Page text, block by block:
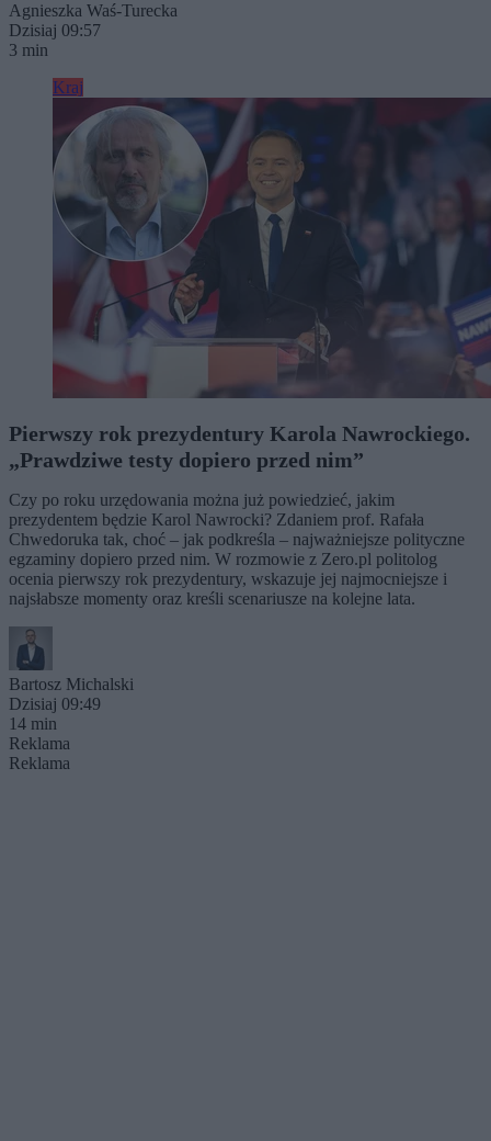
Agnieszka Waś-Turecka
Dzisiaj 09:57
3 min
Kraj
Pierwszy rok prezydentury Karola Nawrockiego.
„Prawdziwe testy dopiero przed nim”
Czy po roku urzędowania można już powiedzieć, jakim
prezydentem będzie Karol Nawrocki? Zdaniem prof. Rafała
Chwedoruka tak, choć – jak podkreśla – najważniejsze polityczne
egzaminy dopiero przed nim. W rozmowie z Zero.pl politolog
ocenia pierwszy rok prezydentury, wskazuje jej najmocniejsze i
najsłabsze momenty oraz kreśli scenariusze na kolejne lata.
Bartosz Michalski
Dzisiaj 09:49
14 min
Reklama
Reklama